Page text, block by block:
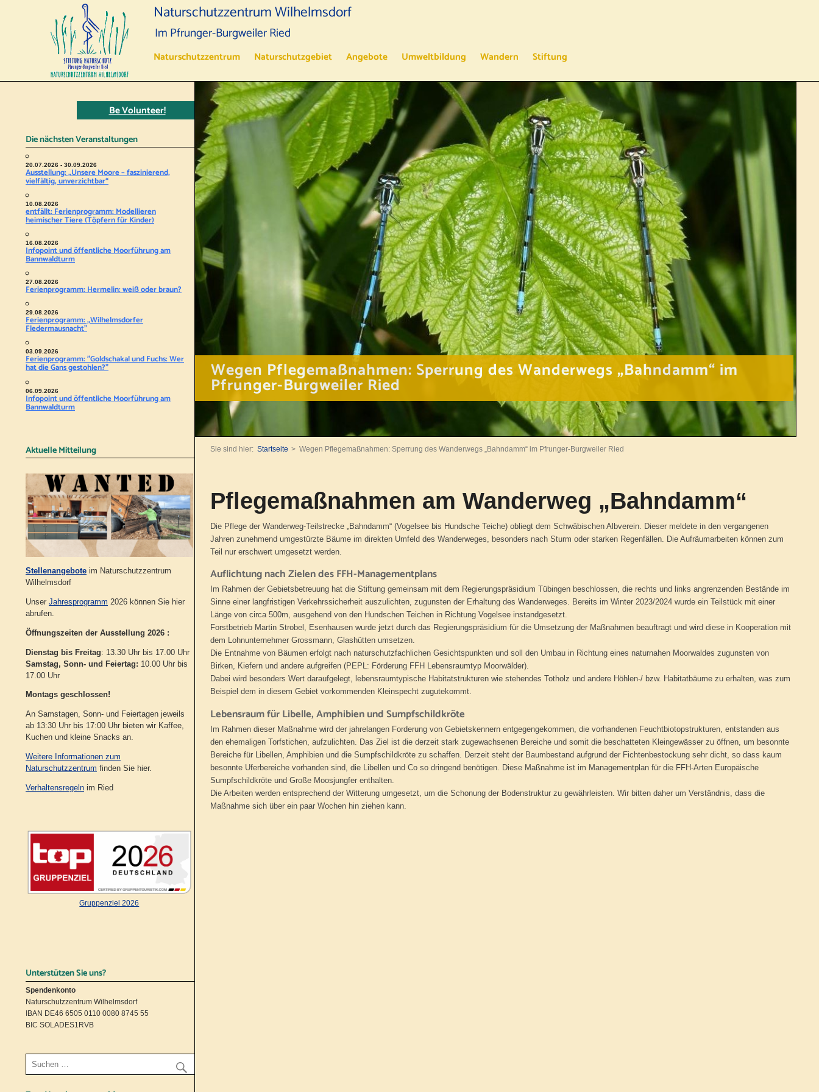
Naturschutzzentrum Wilhelmsdorf
Im Pfrunger-Burgweiler Ried
Naturschutzzentrum Naturschutzgebiet Angebote Umweltbildung Wandern Stiftung
Wegen Pflegemaßnahmen: Sperrung des Wanderwegs „Bahndamm“ im
Pfrunger-Burgweiler Ried
Sie sind hier: Startseite Wegen Pflegemaßnahmen: Sperrung des Wanderwegs „Bahndamm“ im Pfrunger-Burgweiler Ried
Pflegemaßnahmen am Wanderweg „Bahndamm“
Die Pflege der Wanderweg-Teilstrecke „Bahndamm“ (Vogelsee bis Hundsche Teiche) obliegt dem Schwäbischen Albverein. Dieser meldete in den vergangenen
Jahren zunehmend umgestürzte Bäume im direkten Umfeld des Wanderweges, besonders nach Sturm oder starken Regenfällen. Die Aufräumarbeiten können zum
Teil nur erschwert umgesetzt werden.
Auflichtung nach Zielen des FFH-Managementplans
Im Rahmen der Gebietsbetreuung hat die Stiftung gemeinsam mit dem Regierungspräsidium Tübingen beschlossen, die rechts und links angrenzenden Bestände im
Sinne einer langfristigen Verkehrssicherheit auszulichten, zugunsten der Erhaltung des Wanderweges. Bereits im Winter 2023/2024 wurde ein Teilstück mit einer
Länge von circa 500m, ausgehend von den Hundschen Teichen in Richtung Vogelsee instandgesetzt.
Forstbetrieb Martin Strobel, Esenhausen wurde jetzt durch das Regierungspräsidium für die Umsetzung der Maßnahmen beauftragt und wird diese in Kooperation mit
dem Lohnunternehmer Grossmann, Glashütten umsetzen.
Die Entnahme von Bäumen erfolgt nach naturschutzfachlichen Gesichtspunkten und soll den Umbau in Richtung eines naturnahen Moorwaldes zugunsten von
Birken, Kiefern und andere aufgreifen (PEPL: Förderung FFH Lebensraumtyp Moorwälder).
Dabei wird besonders Wert daraufgelegt, lebensraumtypische Habitatstrukturen wie stehendes Totholz und andere Höhlen-/ bzw. Habitatbäume zu erhalten, was zum
Beispiel dem in diesem Gebiet vorkommenden Kleinspecht zugutekommt.
Lebensraum für Libelle, Amphibien und Sumpfschildkröte
Im Rahmen dieser Maßnahme wird der jahrelangen Forderung von Gebietskennern entgegengekommen, die vorhandenen Feuchtbiotopstrukturen, entstanden aus
den ehemaligen Torfstichen, aufzulichten. Das Ziel ist die derzeit stark zugewachsenen Bereiche und somit die beschatteten Kleingewässer zu öffnen, um besonnte
Bereiche für Libellen, Amphibien und die Sumpfschildkröte zu schaffen. Derzeit steht der Baumbestand aufgrund der Fichtenbestockung sehr dicht, so dass kaum
besonnte Uferbereiche vorhanden sind, die Libellen und Co so dringend benötigen. Diese Maßnahme ist im Managementplan für die FFH-Arten Europäische
Sumpfschildkröte und Große Moosjungfer enthalten.
Die Arbeiten werden entsprechend der Witterung umgesetzt, um die Schonung der Bodenstruktur zu gewährleisten. Wir bitten daher um Verständnis, dass die
Maßnahme sich über ein paar Wochen hin ziehen kann.
Be Volunteer!
Die nächsten Veranstaltungen
20.07.2026 - 30.09.2026
Ausstellung: „Unsere Moore – faszinierend,
vielfältig, unverzichtbar“
10.08.2026
entfällt: Ferienprogramm: Modellieren
heimischer Tiere (Töpfern für Kinder)
16.08.2026
Infopoint und öffentliche Moorführung am
Bannwaldturm
27.08.2026
Ferienprogramm: Hermelin: weiß oder braun?
29.08.2026
Ferienprogramm: „Wilhelmsdorfer
Fledermausnacht"
03.09.2026
Ferienprogramm: "Goldschakal und Fuchs: Wer
hat die Gans gestohlen?"
06.09.2026
Infopoint und öffentliche Moorführung am
Bannwaldturm
Aktuelle Mitteilung
Stellenangebote im Naturschutzzentrum
Wilhelmsdorf
Unser Jahresprogramm 2026 können Sie hier
abrufen.
Öffnungszeiten der Ausstellung 2026 :
Dienstag bis Freitag: 13.30 Uhr bis 17.00 Uhr
Samstag, Sonn- und Feiertag: 10.00 Uhr bis
17.00 Uhr
Montags geschlossen!
An Samstagen, Sonn- und Feiertagen jeweils
ab 13:30 Uhr bis 17:00 Uhr bieten wir Kaffee,
Kuchen und kleine Snacks an.
Weitere Informationen zum
Naturschutzzentrum finden Sie hier.
Verhaltensregeln im Ried
Gruppenziel 2026
Unterstützen Sie uns?
Spendenkonto
Naturschutzzentrum Wilhelmsdorf
IBAN DE46 6505 0110 0080 8745 55
BIC SOLADES1RVB